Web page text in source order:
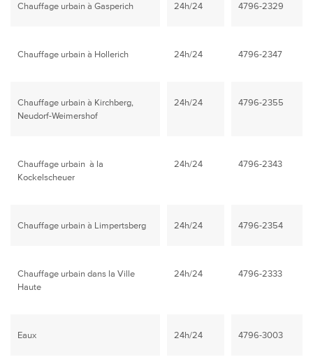
Chauffage urbain à Gasperich 24h/24 4796-2329
Chauffage urbain à Hollerich 24h/24 4796-2347
Chauffage urbain à Kirchberg,
Neudorf-Weimershof
24h/24 4796-2355
Chauffage urbain à la
Kockelscheuer
24h/24 4796-2343
Chauffage urbain à Limpertsberg 24h/24 4796-2354
Chauffage urbain dans la Ville
Haute
24h/24 4796-2333
Eaux 24h/24 4796-3003